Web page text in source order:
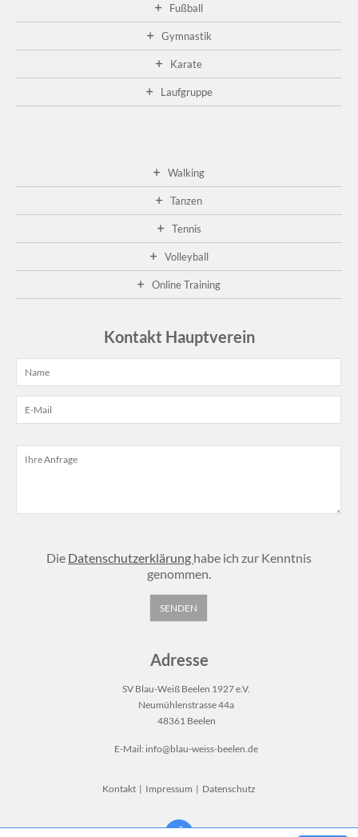
Fußball
Gymnastik
Karate
Laufgruppe
Walking
Tanzen
Tennis
Volleyball
Online Training
Kontakt Hauptverein
Die Datenschutzerklärung habe ich zur Kenntnis
genommen.
Adresse
SV Blau-Weiß Beelen 1927 e.V.
Neumühlenstrasse 44a
48361 Beelen
E-Mail: info@blau-weiss-beelen.de
Kontakt | Impressum | Datenschutz